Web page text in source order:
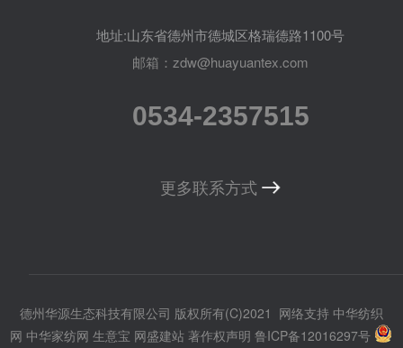
地址:山东省德州市德城区格瑞德路1100号
邮箱：zdw@huayuantex.com
0534-2357515
更多联系方式
德州华源生态科技有限公司 版权所有(C)2021 网络支持 中华纺织
网 中华家纺网 生意宝 网盛建站 著作权声明 鲁ICP备12016297号